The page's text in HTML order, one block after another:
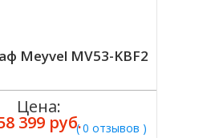
Meyvel MV53-KBF2
( 0 отзывов )
Цена:
399 руб.